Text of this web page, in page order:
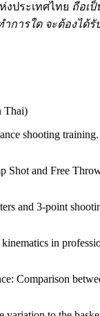
ประเทศไทย ถือเ
การใด จะต้องไ
Thai)
shooting
Shot and Free
and 3-point
in
Comparison